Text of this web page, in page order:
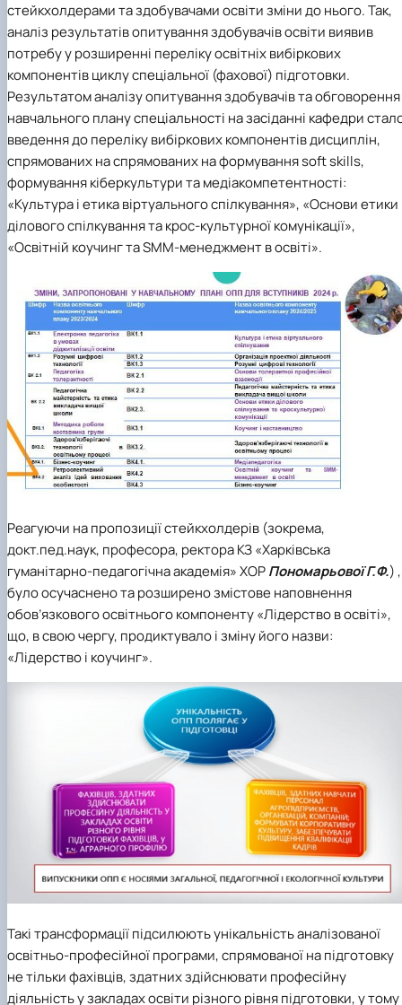
стейкхолдерами та здобувачами освіти зміни до нього. Так,
аналіз результатів опитування здобувачів освіти виявив
потребу у розширенні переліку освітніх вибіркових
компонентів циклу спеціальної (фахової) підготовки.
Результатом аналізу опитування здобувачів та обговорення
навчального плану спеціальності на засіданні кафедри
введення до переліку вибіркових компонентів дисциплін,
спрямованих на спрямованих на формування soft skills,
формування кіберкультури та медіакомпетентності:
«Культура і етика віртуального спілкування», «Основи етики
ділового спілкування та крос-культурної комунікації»,
«Освітній коучинг та SMM-менеджмент в освіті».
Реагуючи на пропозиції стейкхолдерів (зокрема,
докт.пед.наук, професора, ректора КЗ «Харківська
гуманітарно-педагогічна академія» ХОРПономарьової Г.Ф.) ,
було осучаснено та розширено змістове наповнення
обов’язкового освітнього компоненту «Лідерство в освіті»,
що, в свою чергу, продиктувало і зміну його назви:
«Лідерство і коучинг».
Такі трансформації підсилюють унікальність аналізованої
освітньо-професійної програми, спрямованої на підготовку
не тільки фахівців, здатних здійснювати професійну
діяльність у закладах освіти різного рівня підготовки, у тому